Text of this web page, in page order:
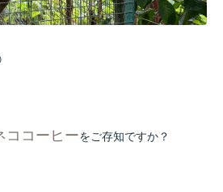
ココーヒーをご存知ですか？